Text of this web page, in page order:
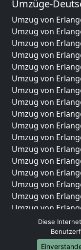
Umzüge-
Umzug von
Umzug von
Umzug von
Umzug von
Umzug von
Umzug von
Umzug von
Umzug von
Umzug von
Umzug von
Umzug von
Umzug von
Umzug von
Umzug von
Umzug von
Umzug von
Umzug von
Umzug von
Umzug von
Umzug von
Diese